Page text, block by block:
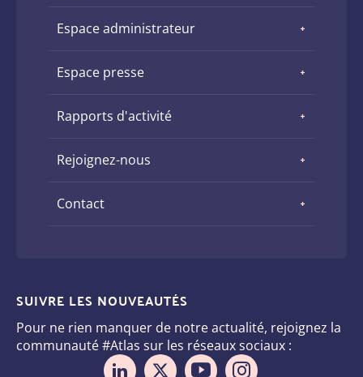
Espace administrateur
Espace presse
Rapports d'activité
Rejoignez-nous
Contact
SUIVRE LES NOUVEAUTÉS
Pour ne rien manquer de notre actualité, rejoignez la
communauté #Atlas sur les réseaux sociaux :